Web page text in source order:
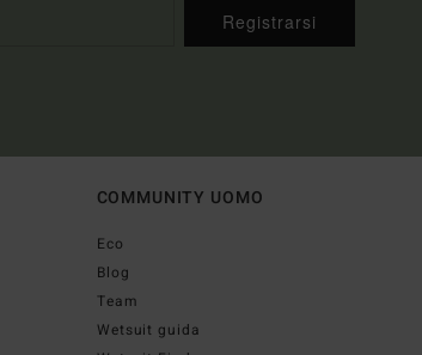
Registrarsi
COMMUNITY UOMO
Eco
Blog
Team
Wetsuit guida